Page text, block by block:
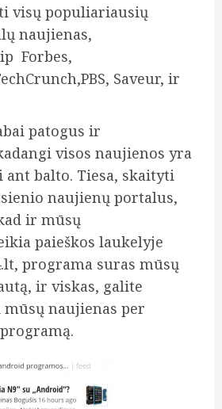
visų populiariausių
naujienas,
Forbes,
Saveur, ir
patogus ir
visos naujienos yra
ant balto. Tiesa, skaityti
naujienų portalus,
ir mūsų
paieškos laukelyje
programa suras mūsų
ir viskas, galite
naujienas per